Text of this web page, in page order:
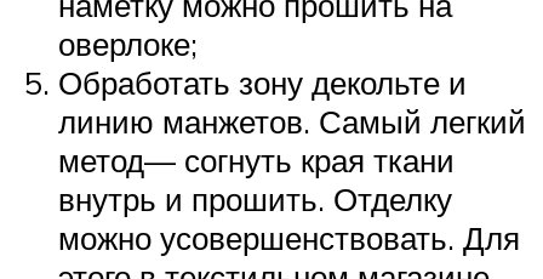
оверлоке;
Обработать зону декольте и
линию манжетов. Самый легкий
метод— согнуть края ткани
внутрь и прошить. Отделку
можно усовершенствовать. Для